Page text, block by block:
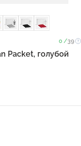
0 /39
Packet, голубой